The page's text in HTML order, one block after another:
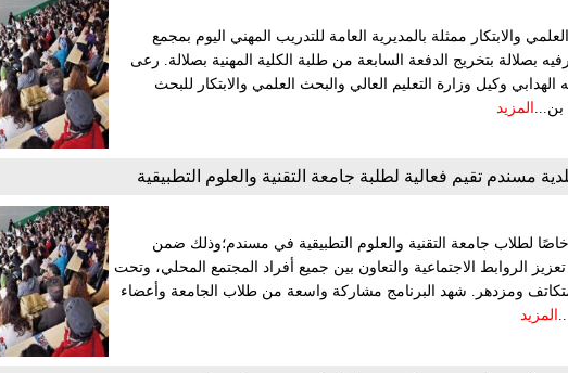
والابتكار ممثلة بالمديرية العامة للتدريب المهني اليوم بمجمع
بصلالة بتخريج الدفعة السابعة من طلبة الكلية المهنية بصلالة. رعى
وكيل وزارة التعليم العالي والبحث العلمي والابتكار للبحث
بن... المزيد
مسندم تقيم فعالية لطلبة جامعة التقنية والعلوم التطبيقية
لطلاب جامعة التقنية والعلوم التطبيقية في مسندم؛وذلك ضمن
الروابط الاجتماعية والتعاون بين جميع أفراد المجتمع المحلي، وتحت
ومزدهر. شهد البرنامج مشاركة واسعة من طلاب الجامعة وأعضاء
المزيد